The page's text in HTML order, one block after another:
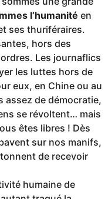
l’humanité en
ses thuriféraires.
hors des
Les journaflics
les luttes hors de
eux, en Chine ou au
assez de démocratie,
se révoltent… mais
êtes libres ! Dès
sur nos manifs,
de recevoir
humaine de